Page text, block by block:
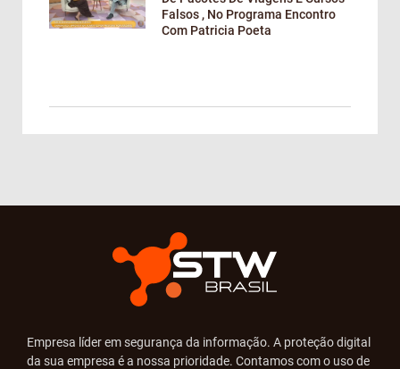
Falsos , No Programa Encontro
Com Patricia Poeta
Empresa líder em segurança da informação. A proteção digital
da sua empresa é a nossa prioridade. Contamos com o uso de